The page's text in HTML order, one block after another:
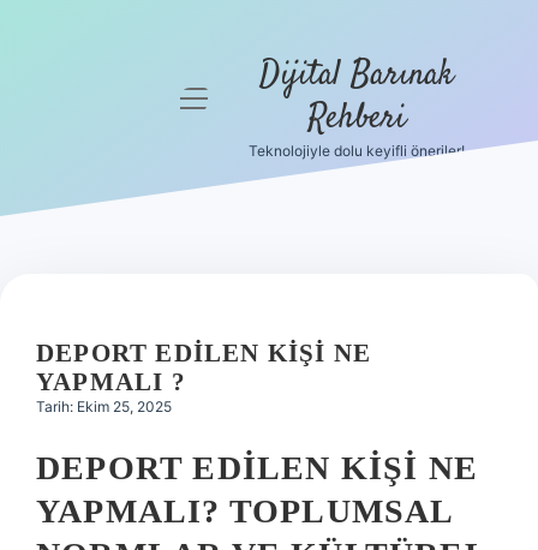
Hakkımızda
menüyü
Dijital Barınak
Rehberi
Teknolojiyle dolu keyifli öneriler!
DEPORT EDILEN KIŞI NE
YAPMALI ?
Tarih: Ekim 25, 2025
DEPORT EDILEN KIŞI NE
YAPMALI? TOPLUMSAL